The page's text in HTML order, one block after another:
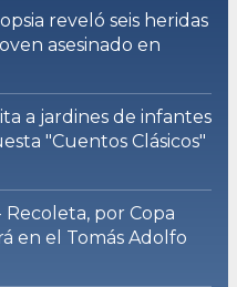
reveló seis heridas
asesinado en
a jardines de infantes
"Cuentos Clásicos"
Recoleta, por Copa
en el Tomás Adolfo